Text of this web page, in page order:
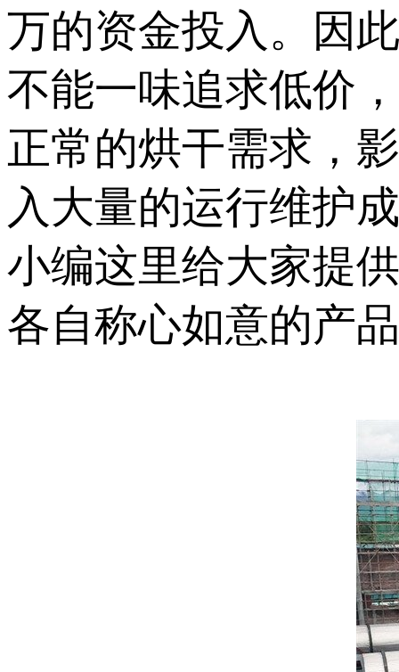
万的资金投入。因
不能一味追求低价
正常的烘干需求，
入大量的运行维护
小编这里给大家提
各自称心如意的产